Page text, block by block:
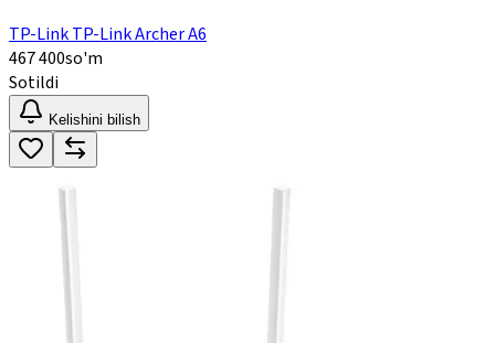
TP-Link TP-Link Archer A6
467 400so'm
Sotildi
Kelishini bilish